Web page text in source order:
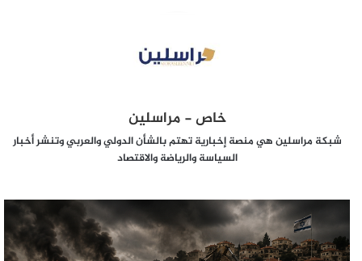
خاص - مراسلين
شبكة مراسلين هي منصة إخبارية تهتم بالشأن الدولي والعربي وتنشر أخبار
السياسة والرياضة والاقتصاد